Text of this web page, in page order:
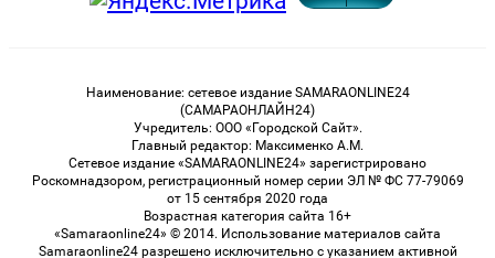
Наименование: сетевое издание SAMARAONLINE24
(САМАРАОНЛАЙН24)
Учредитель: ООО «Городской Сайт».
Главный редактор: Максименко А.М.
Сетевое издание «SAMARAONLINE24» зарегистрировано
Роскомнадзором, регистрационный номер серии ЭЛ № ФС 77-79069
от 15 сентября 2020 года
Возрастная категория сайта 16+
«Samaraonline24» © 2014. Использование материалов сайта
Samaraonline24 разрешено исключительно с указанием активной